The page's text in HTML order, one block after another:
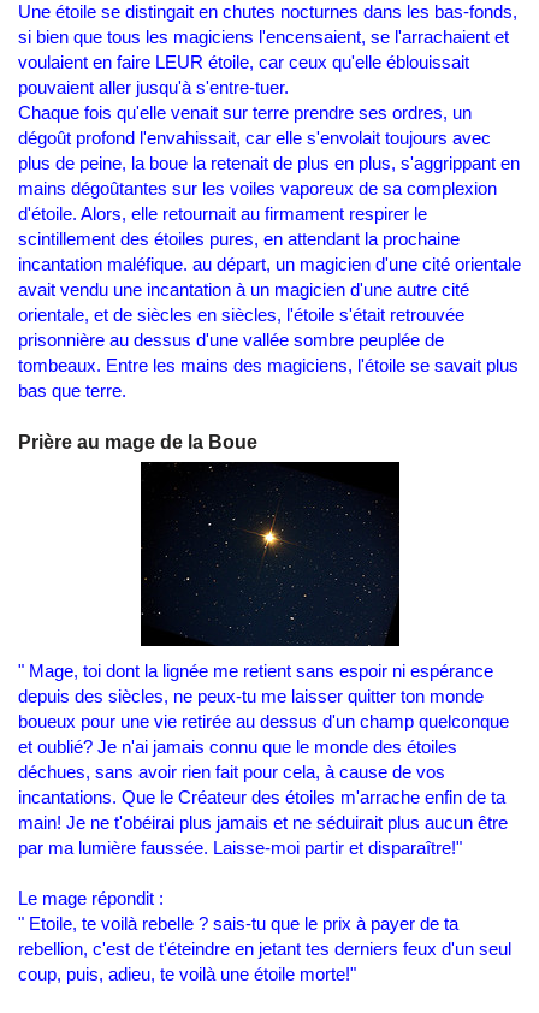
Une étoile se distingait en chutes nocturnes dans les bas-fonds,
si bien que tous les magiciens l'encensaient, se l'arrachaient et
voulaient en faire LEUR étoile, car ceux qu'elle éblouissait
pouvaient aller jusqu'à s'entre-tuer.
Chaque fois qu'elle venait sur terre prendre ses ordres, un
dégoût profond l'envahissait, car elle s'envolait toujours avec
plus de peine, la boue la retenait de plus en plus, s'aggrippant en
mains dégoûtantes sur les voiles vaporeux de sa complexion
d'étoile. Alors, elle retournait au firmament respirer le
scintillement des étoiles pures, en attendant la prochaine
incantation maléfique. au départ, un magicien d'une cité orientale
avait vendu une incantation à un magicien d'une autre cité
orientale, et de siècles en siècles, l'étoile s'était retrouvée
prisonnière au dessus d'une vallée sombre peuplée de
tombeaux. Entre les mains des magiciens, l'étoile se savait plus
bas que terre.
Prière au mage de la Boue
" Mage, toi dont la lignée me retient sans espoir ni espérance
depuis des siècles, ne peux-tu me laisser quitter ton monde
boueux pour une vie retirée au dessus d'un champ quelconque
et oublié? Je n'ai jamais connu que le monde des étoiles
déchues, sans avoir rien fait pour cela, à cause de vos
incantations. Que le Créateur des étoiles m'arrache enfin de ta
main! Je ne t'obéirai plus jamais et ne séduirait plus aucun être
par ma lumière faussée. Laisse-moi partir et disparaître!"
Le mage répondit :
" Etoile, te voilà rebelle ? sais-tu que le prix à payer de ta
rebellion, c'est de t'éteindre en jetant tes derniers feux d'un seul
coup, puis, adieu, te voilà une étoile morte!"